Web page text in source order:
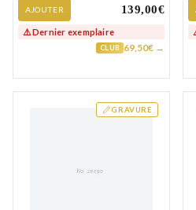
AJOUTER 139,00€
⚠️ Dernier exemplaire
CLUB 69,50€ →
GRAVURE